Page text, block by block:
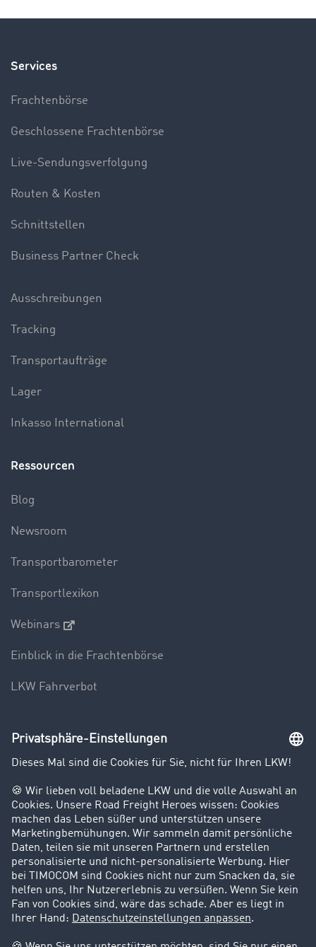
Services
Frachtenbörse
Geschlossene Frachtenbörse
Live-Sendungsverfolgung
Routen & Kosten
Schnittstellen
Business Partner Check
Ausschreibungen
Tracking
Transportaufträge
Lager
Inkasso International
Ressourcen
Blog
Newsroom
Transportbarometer
Transportlexikon
Webinars
Einblick in die Frachtenbörse
LKW Fahrverbot
Unternehmen
Kunden werben Kunden
Success Stories
Karriere
Support
Kontakt
Rechtliches